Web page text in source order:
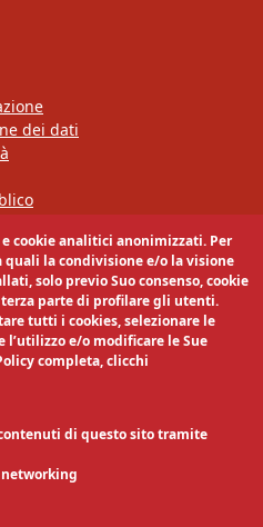
dei dati
cookie analitici anonimizzati. Per
la condivisione e/o la visione
solo previo Suo consenso, cookie
parte di profilare gli utenti.
tutti i cookies, selezionare le
l’utilizzo e/o modificare le Sue
completa, clicchi
di questo sito tramite